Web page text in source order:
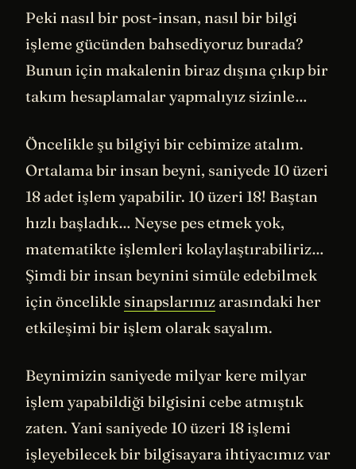
Peki nasıl bir post-insan, nasıl bir bilgi
işleme gücünden bahsediyoruz burada?
Bunun için makalenin biraz dışına çıkıp bir
takım hesaplamalar yapmalıyız sizinle…
Öncelikle şu bilgiyi bir cebimize atalım.
Ortalama bir insan beyni, saniyede 10 üzeri
18 adet işlem yapabilir. 10 üzeri 18! Baştan
hızlı başladık… Neyse pes etmek yok,
matematikte işlemleri kolaylaştırabiliriz…
Şimdi bir insan beynini simüle edebilmek
için öncelikle sinapslarınız arasındaki her
etkileşimi bir işlem olarak sayalım.
Beynimizin saniyede milyar kere milyar
işlem yapabildiği bilgisini cebe atmıştık
zaten. Yani saniyede 10 üzeri 18 işlemi
işleyebilecek bir bilgisayara ihtiyacımız var